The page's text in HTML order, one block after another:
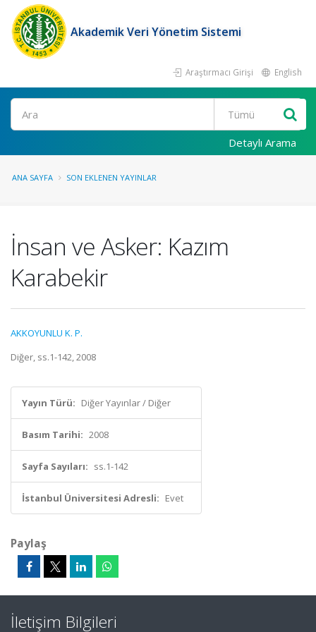
Akademik Veri Yönetim Sistemi
Araştırmacı Girişi English
Ara
Detaylı Arama
ANA SAYFA SON EKLENEN YAYINLAR
İnsan ve Asker: Kazım
Karabekir
AKKOYUNLU K. P.
Diğer, ss.1-142, 2008
Yayın Türü: Diğer Yayınlar / Diğer
Basım Tarihi: 2008
Sayfa Sayıları: ss.1-142
İstanbul Üniversitesi Adresli: Evet
Paylaş
İletişim Bilgileri